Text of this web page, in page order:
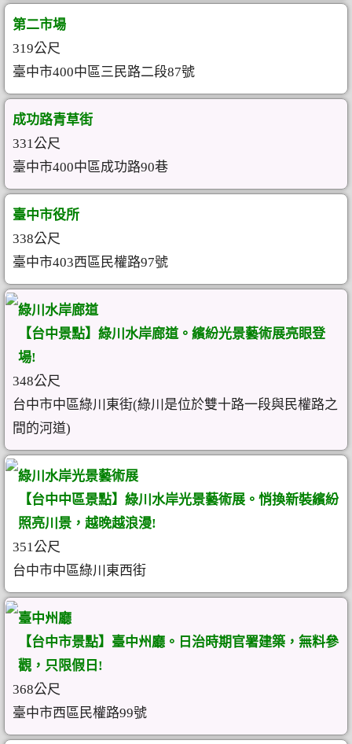
第二市場
319公尺
臺中市400中區三民路二段87號
成功路青草街
331公尺
臺中市400中區成功路90巷
臺中市役所
338公尺
臺中市403西區民權路97號
綠川水岸廊道
【台中景點】綠川水岸廊道。繽紛光景藝術展亮眼登
場!
348公尺
台中市中區綠川東街(綠川是位於雙十路一段與民權路之
間的河道)
綠川水岸光景藝術展
【台中中區景點】綠川水岸光景藝術展。悄換新裝繽紛
照亮川景，越晚越浪漫!
351公尺
台中市中區綠川東西街
臺中州廳
【台中市景點】臺中州廳。日治時期官署建築，無料參
觀，只限假日!
368公尺
臺中市西區民權路99號